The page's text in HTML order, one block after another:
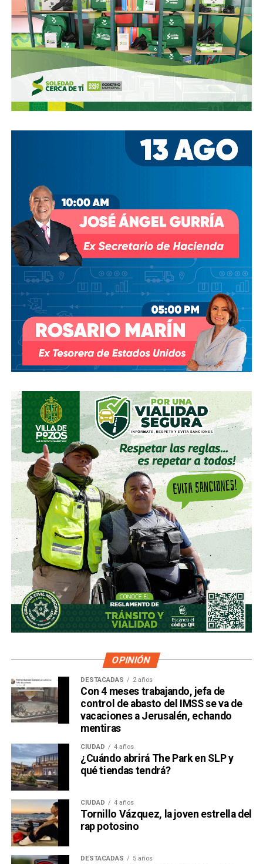
OPINIÓN
DESTACADAS 2 años
Con 4 meses trabajando, jefa de
control de abasto del IMSS se va de
vacaciones a Jerusalén, echando
mentiras
CIUDAD 4 años
¿Cuándo abrirá The Park en SLP y
qué tiendas tendrá?
CIUDAD 4 años
Tornillo Vázquez, la joven estrella del
rap potosino
DESTACADAS 5 años